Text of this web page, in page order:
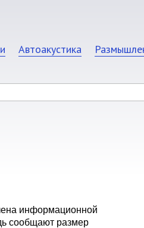
Автоакустика
информационной
сообщают размер